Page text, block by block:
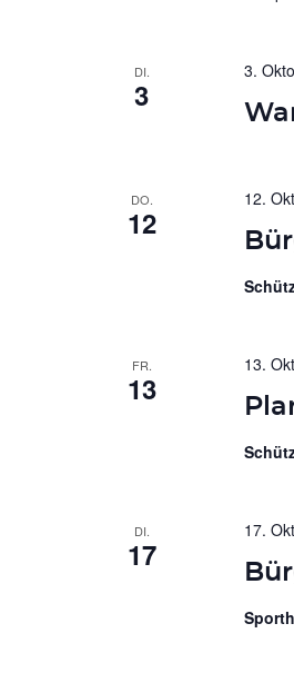
DI.
3
3.
DO.
12
12.
FR.
13
13.
DI.
17
17.